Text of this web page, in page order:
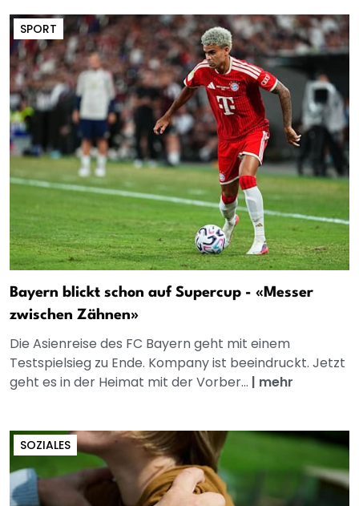
SPORT
Bayern blickt schon auf Supercup - «Messer
zwischen Zähnen»
Die Asienreise des FC Bayern geht mit einem
Testspielsieg zu Ende. Kompany ist beeindruckt. Jetzt
geht es in der Heimat mit der Vorber... | mehr
SOZIALES